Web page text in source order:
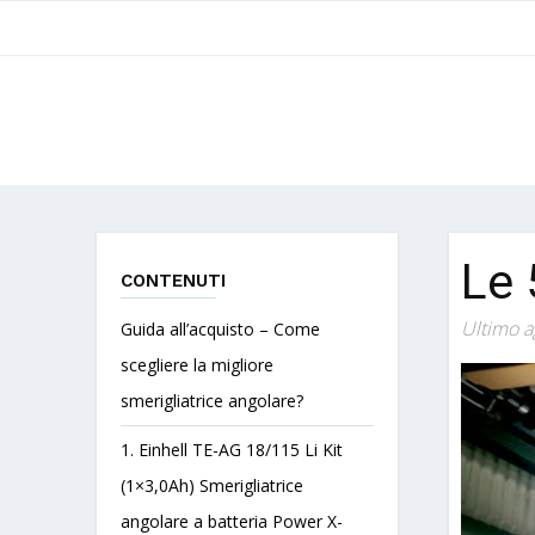
CONTENUTI
Guida all’acquisto – Come
scegliere la migliore
smerigliatrice angolare?
1. Einhell TE-AG 18/115 Li Kit
(1×3,0Ah) Smerigliatrice
angolare a batteria Power X-
Le
Ultimo